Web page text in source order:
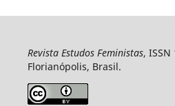
Revista Estudos Feministas, ISSN
Florianópolis, Brasil.